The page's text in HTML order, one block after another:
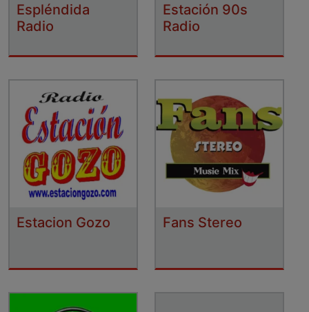
Espléndida
Radio
Estación 90s
Radio
Estacion Gozo Fans Stereo